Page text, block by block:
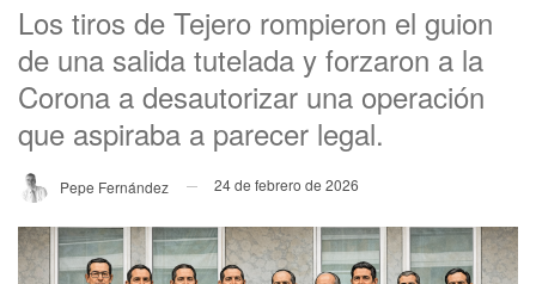
Los tiros de Tejero rompieron el guion
de una salida tutelada y forzaron a la
Corona a desautorizar una operación
que aspiraba a parecer legal.
Pepe Fernández 24 de febrero de 2026